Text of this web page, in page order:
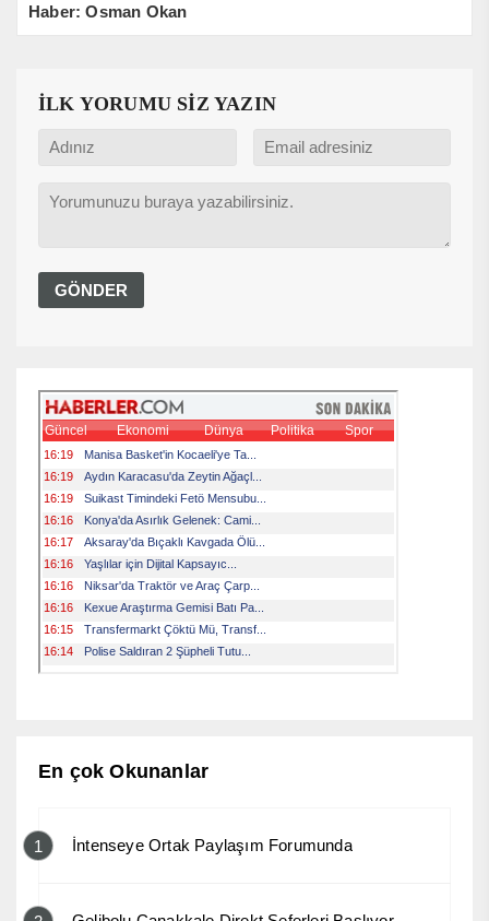
Haber: Osman Okan
İLK YORUMU SİZ YAZIN
En çok Okunanlar
1 İntenseye Ortak Paylaşım Forumunda